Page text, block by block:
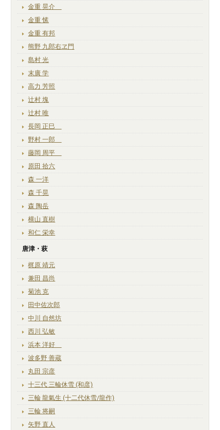
金重 晃介
金重 愫
金重 有邦
熊野 九郎右ヱ門
島村 光
末廣 学
高力 芳照
辻村 塊
辻村 唯
長岡 正巳
野村 一郎
藤岡 周平
原田 拾六
森 一洋
森 千晃
森 陶岳
横山 直樹
和仁 栄幸
唐津・萩
梶原 靖元
兼田 昌尚
菊池 克
田中佐次郎
中川 自然坊
西川 弘敏
浜本 洋好
波多野 善蔵
丸田 宗彦
十三代 三輪休雪 (和彦)
三輪 龍氣生 (十二代休雪/龍作)
三輪 将嗣
矢野 直人